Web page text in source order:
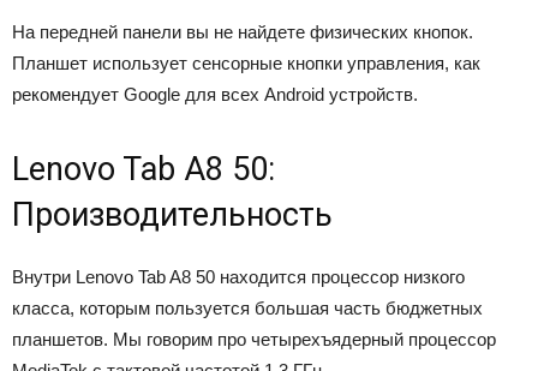
На передней панели вы не найдете физических кнопок.
Планшет использует сенсорные кнопки управления, как
рекомендует Google для всех Android устройств.
Lenovo Tab A8 50:
Производительность
Внутри Lenovo Tab A8 50 находится процессор низкого
класса, которым пользуется большая часть бюджетных
планшетов. Мы говорим про четырехъядерный процессор